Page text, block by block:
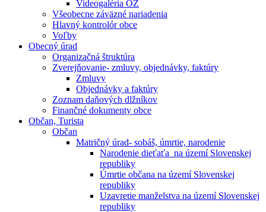
Videogaléria OZ
Všeobecne záväzné nariadenia
Hlavný kontrolór obce
Voľby
Obecný úrad
Organizačná štruktúra
Zverejňovanie- zmluvy, objednávky, faktúry
Zmluvy
Objednávky a faktúry
Zoznam daňových dlžníkov
Finančné dokumenty obce
Občan, Turista
Občan
Matričný úrad- sobáš, úmrtie, narodenie
Narodenie dieťaťa na území Slovenskej
republiky
Úmrtie občana na území Slovenskej
republiky
Uzavretie manželstva na území Slovenskej
republiky